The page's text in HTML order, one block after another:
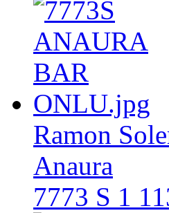
Ramon
Anaura
7773 S 1